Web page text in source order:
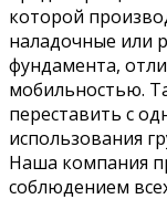
которой
наладочные или
фундамента,
мобильностью.
переставить с
использования
Наша компания
соблюдением